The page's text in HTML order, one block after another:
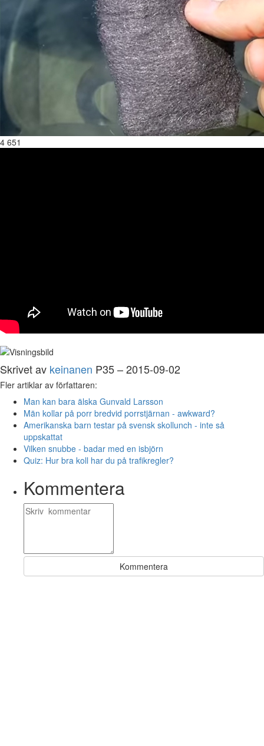
4 651
Skrivet av keinanen P35 – 2015-09-02
Fler artiklar av författaren:
Man kan bara älska Gunvald Larsson
Män kollar på porr bredvid porrstjärnan - awkward?
Amerikanska barn testar på svensk skollunch - inte så
uppskattat
Vilken snubbe - badar med en isbjörn
Quiz: Hur bra koll har du på trafikregler?
Kommentera
Kommentera